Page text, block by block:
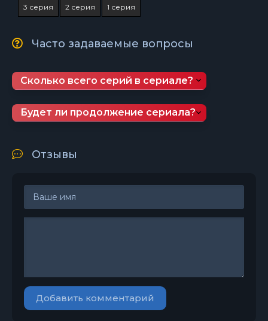
3 серия 2 серия 1 серия
Часто задаваемые вопросы
Сколько всего серий в сериале?
Будет ли продолжение сериала?
Отзывы
Добавить комментарий